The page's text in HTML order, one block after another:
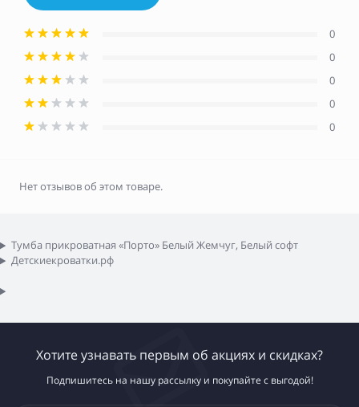
0
0
0
0
0
Нет отзывов об этом товаре.
Тумба прикроватная «Порто» Белый Жемчуг, Белый софт
Детскиекроватки.рф
Хотите узнавать первым об акциях и скидках?
Подпишитесь на нашу рассылку и покупайте с выгодой!